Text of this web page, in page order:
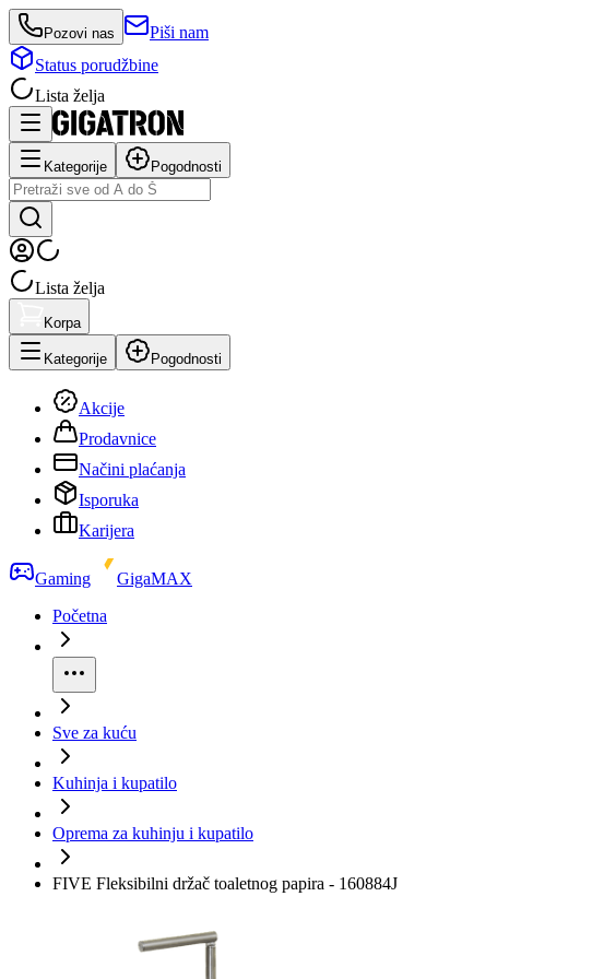
Pozovi nas
Piši nam
Status porudžbine
Lista želja
Kategorije Pogodnosti
Lista želja
Korpa
Kategorije Pogodnosti
Akcije
Prodavnice
Načini plaćanja
Isporuka
Karijera
Gaming
GigaMAX
Početna
Sve za kuću
Kuhinja i kupatilo
Oprema za kuhinju i kupatilo
FIVE Fleksibilni držač toaletnog papira - 160884J